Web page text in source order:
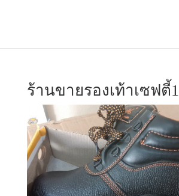
ร้านขายรองเท้าเซฟตี้1